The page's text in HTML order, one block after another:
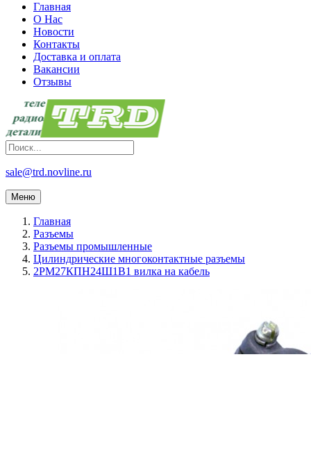
Главная
О Нас
Новости
Контакты
Доставка и оплата
Вакансии
Отзывы
sale@trd.novline.ru
Меню
Главная
Разъемы
Разъемы промышленные
Цилиндрические многоконтактные разъемы
2РМ27КПН24Ш1В1 вилка на кабель